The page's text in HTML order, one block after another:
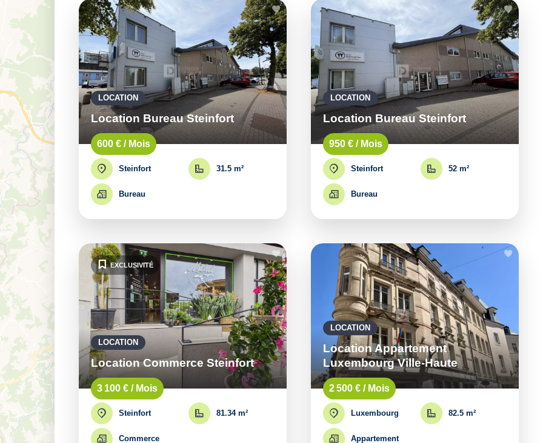
LOCATION
Location Bureau Steinfort
600 € / Mois
Steinfort 31.5 m²
Bureau
LOCATION
Location Bureau Steinfort
950 € / Mois
Steinfort 52 m²
Bureau
LOCATION
Location Commerce Steinfort
3 100 € / Mois
Steinfort 81.34 m²
Commerce
EXCLUSIVITÉ
LOCATION
Location Appartement
Luxembourg Ville-Haute
2 500 € / Mois
Luxembourg 82.5 m²
Appartement